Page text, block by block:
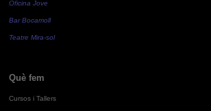
Oficina Jove
Bar Bocamoll
Teatre Mira-sol
Què fem
Cursos i Tallers